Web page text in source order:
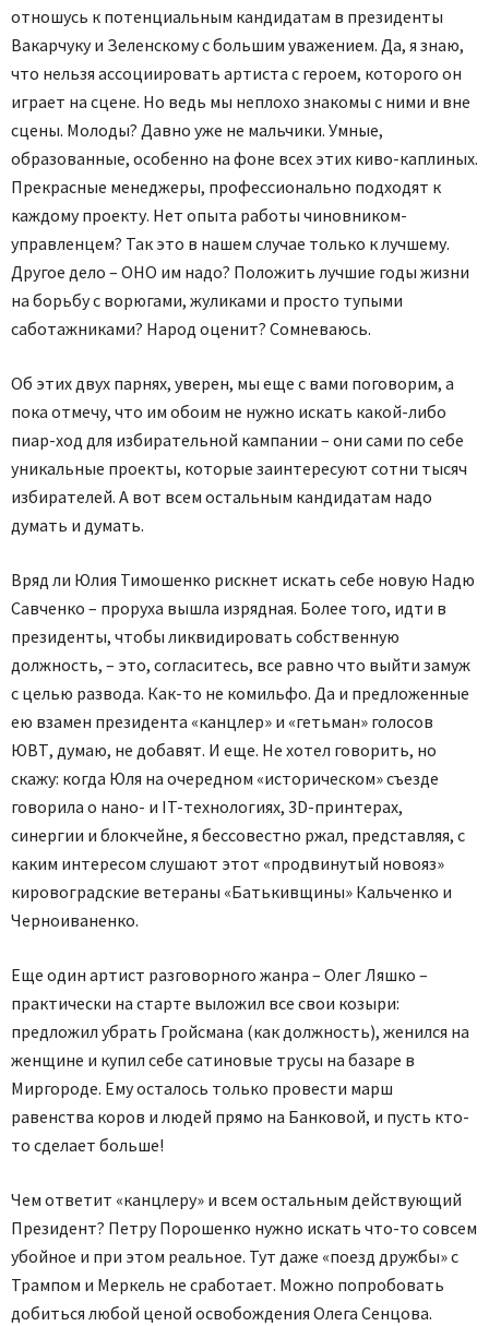
отношусь к потенциальным кандидатам в президенты
Вакарчуку и Зеленскому с большим уважением. Да, я знаю,
что нельзя ассоциировать артиста с героем, которого он
играет на сцене. Но ведь мы неплохо знакомы с ними и вне
сцены. Молоды? Давно уже не мальчики. Умные,
образованные, особенно на фоне всех этих киво-каплиных.
Прекрасные менеджеры, профессионально подходят к
каждому проекту. Нет опыта работы чиновником-
управленцем? Так это в нашем случае только к лучшему.
Другое дело – ОНО им надо? Положить лучшие годы жизни
на борьбу с ворюгами, жуликами и просто тупыми
саботажниками? Народ оценит? Сомневаюсь.
Об этих двух парнях, уверен, мы еще с вами поговорим, а
пока отмечу, что им обоим не нужно искать какой-либо
пиар-ход для избирательной кампании – они сами по себе
уникальные проекты, которые заинтересуют сотни тысяч
избирателей. А вот всем остальным кандидатам надо
думать и думать.
Вряд ли Юлия Тимошенко рискнет искать себе новую Надю
Савченко – проруха вышла изрядная. Более того, идти в
президенты, чтобы ликвидировать собственную
должность, – это, согласитесь, все равно что выйти замуж
с целью развода. Как-то не комильфо. Да и предложенные
ею взамен президента «канцлер» и «гетьман» голосов
ЮВТ, думаю, не добавят. И еще. Не хотел говорить, но
скажу: когда Юля на очередном «историческом» съезде
говорила о нано- и IT-технологиях, 3D-принтерах,
синергии и блокчейне, я бессовестно ржал, представляя, с
каким интересом слушают этот «продвинутый новояз»
кировоградские ветераны «Батькивщины» Кальченко и
Черноиваненко.
Еще один артист разговорного жанра – Олег Ляшко –
практически на старте выложил все свои козыри:
предложил убрать Гройсмана (как должность), женился на
женщине и купил себе сатиновые трусы на базаре в
Миргороде. Ему осталось только провести марш
равенства коров и людей прямо на Банковой, и пусть кто-
то сделает больше!
Чем ответит «канцлеру» и всем остальным действующий
Президент? Петру Порошенко нужно искать что-то совсем
убойное и при этом реальное. Тут даже «поезд дружбы» с
Трампом и Меркель не сработает. Можно попробовать
добиться любой ценой освобождения Олега Сенцова.